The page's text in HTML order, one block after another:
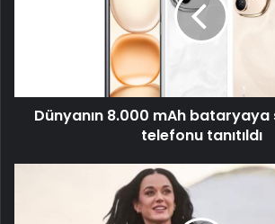
tanıtıldı
Dünyanın 8.000 mAh bataryaya
telefonu tanıtıldı